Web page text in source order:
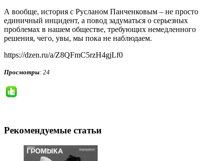
А вообще, история с Русланом Панченковым – не просто
единичный инцидент, а повод задуматься о серьезных
проблемах в нашем обществе, требующих немедленного
решения, чего, увы, мы пока не наблюдаем.
https://dzen.ru/a/Z8QFmC5rzH4gjLf0
Просмотры: 24
Рекомендуемые статьи